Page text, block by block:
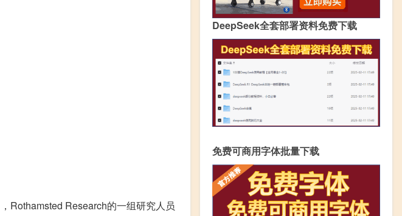
Rothamsted Research的一组研究人员
DeepSeek全套部署资料免费下载
免费可商用字体批量下载